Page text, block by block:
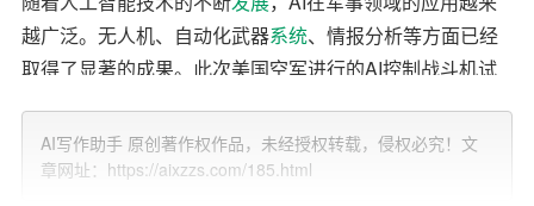
越广泛。无人机、自动化武器系统、情报分析等方面已经
取得了显著的成果。此次美国空军进行的AI控制战斗机试
试飞过程中，AI系统接管了战斗机的操控，自主完成了一
系列复杂动作，包括起飞、空中悬停、转向、俯冲、爬升
AI写作助手 原创著作权作品，未经授权转载，侵权必究！文
章网址：https://aixzzs.com/185.html